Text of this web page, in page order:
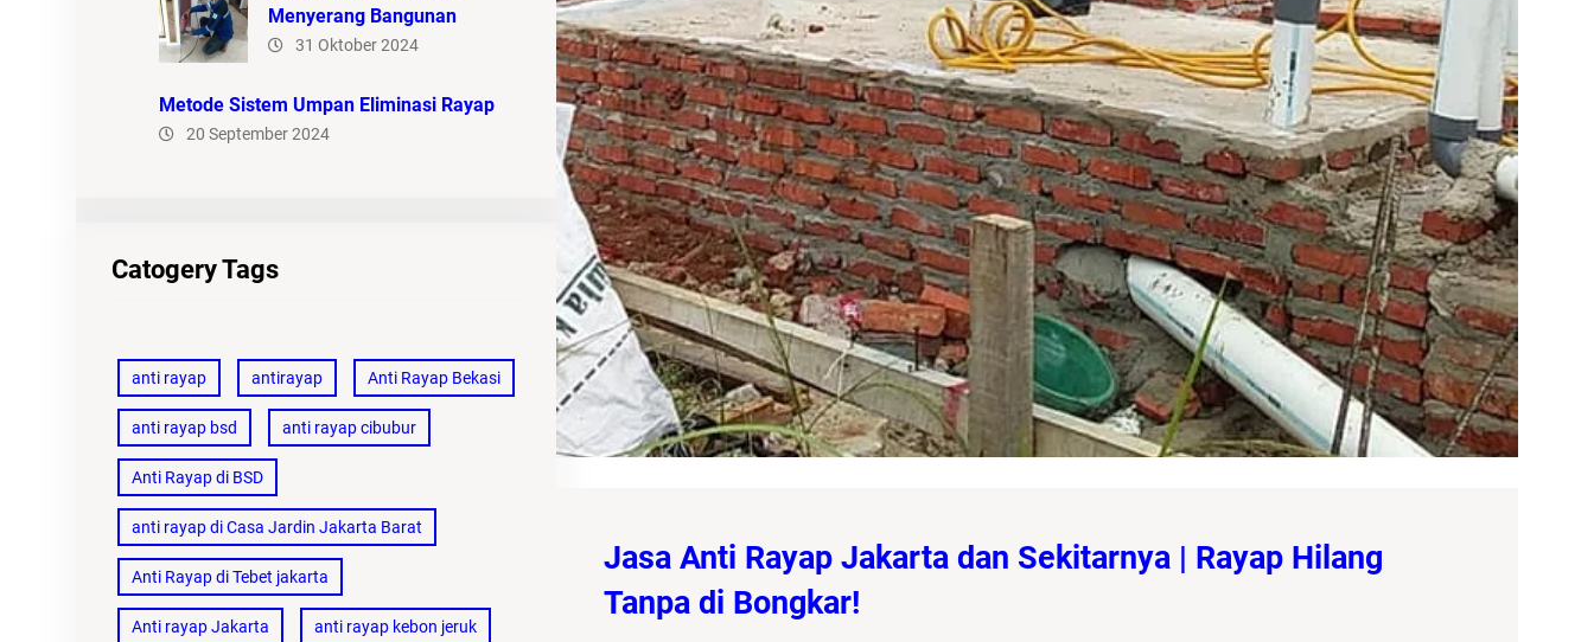
Menyerang Bangunan
31 Oktober 2024
Metode Sistem Umpan Eliminasi Rayap
20 September 2024
Catogery Tags
anti rayap antirayap Anti Rayap Bekasi
anti rayap bsd anti rayap cibubur
Anti Rayap di BSD
anti rayap di Casa Jardin Jakarta Barat
Anti Rayap di Tebet jakarta
Anti rayap Jakarta anti rayap kebon jeruk
Jasa Anti Rayap Jakarta dan Sekitarnya | Rayap Hilang
Tanpa di Bongkar!